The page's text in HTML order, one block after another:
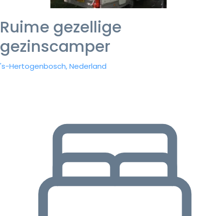
Ruime gezellige
gezinscamper
's-Hertogenbosch, Nederland